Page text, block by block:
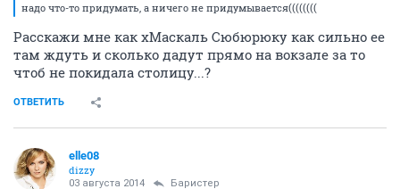
надо что-то придумать, а ничего не придумывается((((((((
Расскажи мне как хМаскаль Сюбюрюку как сильно ее
там ждуть и сколько дадут прямо на вокзале за то
чтоб не покидала столицу...?
ОТВЕТИТЬ
elle08
dizzy
03 августа 2014 Баристер